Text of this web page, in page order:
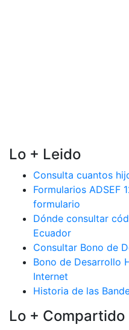
Lo + Leido
Consulta cuantos
Formularios ADSEF
formulario
Dónde consultar
Ecuador
Consultar Bono de
Bono de Desarrollo
Internet
Historia de las
Lo + Compartido